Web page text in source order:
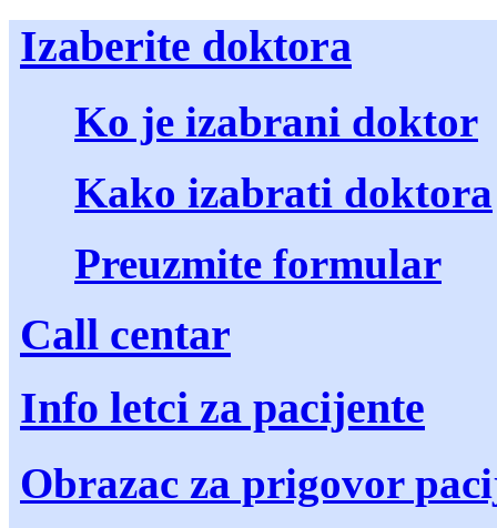
Izaberite doktora
Ko je izabrani doktor
Kako izabrati doktora
Preuzmite formular
Call centar
Info letci za pacijente
Obrazac za prigovor